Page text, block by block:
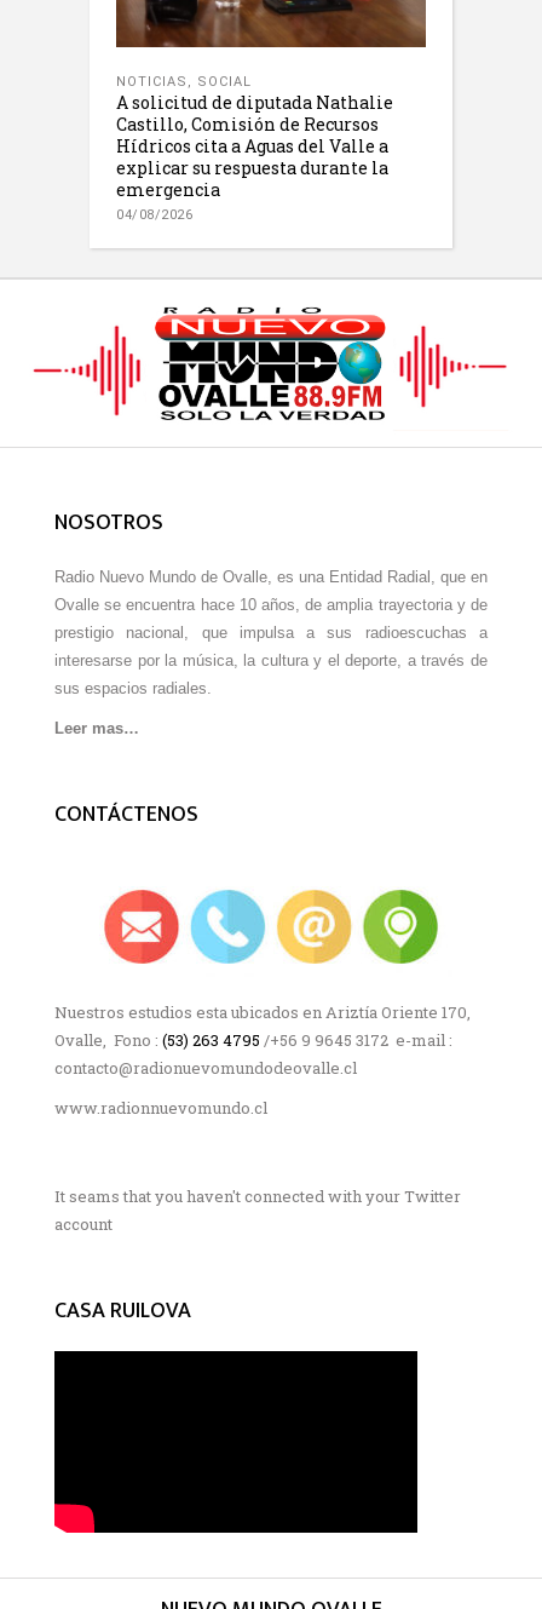
NOTICIAS , SOCIAL
A solicitud de diputada Nathalie
Castillo, Comisión de Recursos
Hídricos cita a Aguas del Valle a
explicar su respuesta durante la
emergencia
04/08/2026
NOSOTROS
Radio Nuevo Mundo de Ovalle, es una Entidad Radial, que en
Ovalle se encuentra hace 10 años, de amplia trayectoria y de
prestigio nacional, que impulsa a sus radioescuchas a
interesarse por la música, la cultura y el deporte, a través de
sus espacios radiales.
Leer mas…
CONTÁCTENOS
Nuestros estudios esta ubicados en Ariztía Oriente 170,
Ovalle, Fono : (53) 263 4795 /+56 9 9645 3172 e-mail :
contacto@radionuevomundodeovalle.cl
www.radionnuevomundo.cl
It seams that you haven't connected with your Twitter
account
CASA RUILOVA